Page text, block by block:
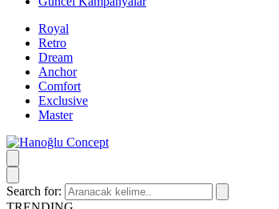
Royal
Retro
Dream
Anchor
Comfort
Exclusive
Master
Search for: